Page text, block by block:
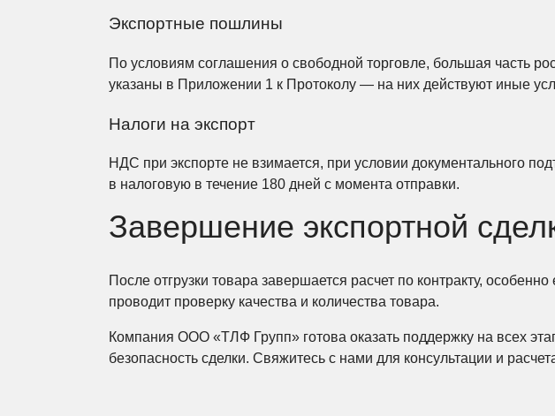
Экспортные пошлины
По условиям соглашения о свободной торговле, большая часть
указаны в Приложении 1 к Протоколу — на них действуют иные
Налоги на экспорт
НДС при экспорте не взимается, при условии документального
в налоговую в течение 180 дней с момента отправки.
Завершение экспортной
После отгрузки товара завершается расчет по контракту,
проводит проверку качества и количества товара.
Компания ООО «ТЛФ Групп» готова оказать поддержку на всех
безопасность сделки. Свяжитесь с нами для консультации и